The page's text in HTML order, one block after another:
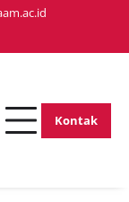
Membentuk
Kontak